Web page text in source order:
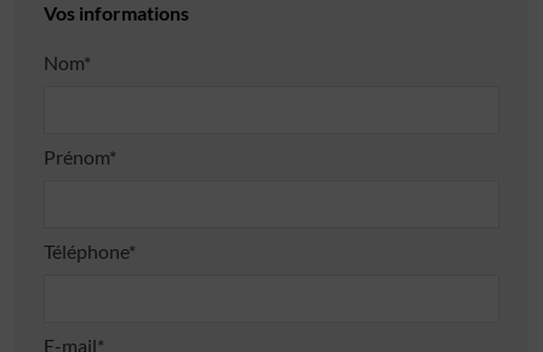
Vos informations
Nom*
Prénom*
Téléphone*
E-mail*